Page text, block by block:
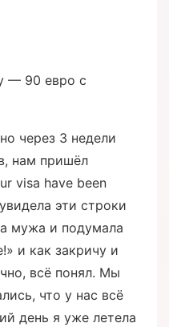
— 90 евро с
через 3 недели
нам пришёл
visa have been
эти строки
мужа и подумала
и как закричу и
всё понял. Мы
что у нас всё
день я уже летела